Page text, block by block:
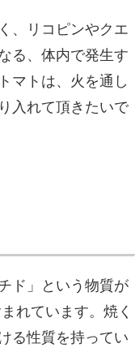
、リコピンやクエ
る、体内で発生す
マトは、火を通し
入れて頂きたいで
ド」という物質が
れています。焼く
る性質を持ってい